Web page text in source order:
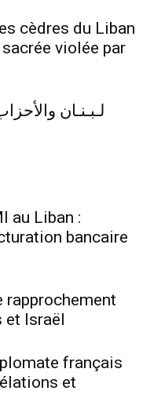
cèdres du Liban
violée par
لـبـنـان
au Liban :
bancaire
rapprochement
et Israël
français
et